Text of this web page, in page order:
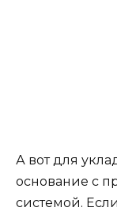
А вот для
основание с
системой.